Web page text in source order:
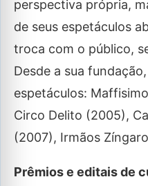
perspectiva própria,
de seus espetáculos
troca com o público,
Desde a sua
espetáculos:
Circo Delito (2005),
(2007), Irmãos
Prêmios e editais de